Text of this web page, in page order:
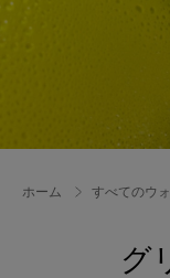
ホーム すべてのウ
グ